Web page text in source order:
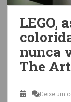
LEGO,
nunca
The
Deixe um